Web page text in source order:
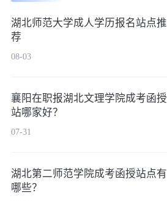
湖北师范大学成人学历报名站点推
荐
08-03
襄阳在职报湖北文理学院成考函授
站哪家好？
07-31
湖北第二师范学院成考函授站点有
哪些？